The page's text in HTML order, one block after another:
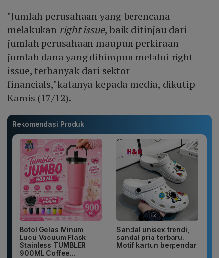
"Jumlah perusahaan yang berencana
melakukan right issue, baik ditinjau dari
jumlah perusahaan maupun perkiraan
jumlah dana yang dihimpun melalui right
issue, terbanyak dari sektor
financials,"katanya kepada media, dikutip
Kamis (17/12).
Rekomendasi Produk
Botol Gelas Minum
Lucu Vacuum Flask
Stainless TUMBLER
900ML Coffee...
Sandal unisex trendi,
sandal pria terbaru.
Motif kartun berpendar.